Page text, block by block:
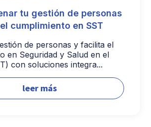
tu gestión de personas
cumplimiento en SST
de personas y facilita el
en Seguridad y Salud en el
con soluciones integra...
leer más